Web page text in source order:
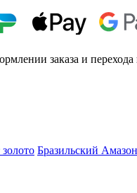
заказа и
Бразильский